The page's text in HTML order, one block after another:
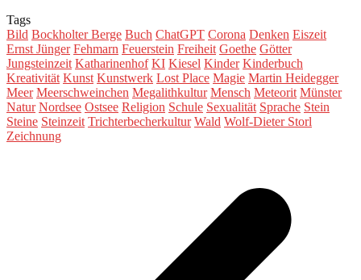
Tags
Bild Bockholter Berge Buch ChatGPT Corona Denken Eiszeit
Ernst Jünger Fehmarn Feuerstein Freiheit Goethe Götter
Jungsteinzeit Katharinenhof KI Kiesel Kinder Kinderbuch
Kreativität Kunst Kunstwerk Lost Place Magie Martin Heidegger
Meer Meerschweinchen Megalithkultur Mensch Meteorit Münster
Natur Nordsee Ostsee Religion Schule Sexualität Sprache Stein
Steine Steinzeit Trichterbecherkultur Wald Wolf-Dieter Storl
Zeichnung